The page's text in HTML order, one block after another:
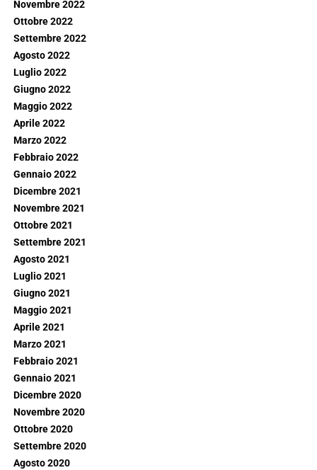
Novembre 2022
Ottobre 2022
Settembre 2022
Agosto 2022
Luglio 2022
Giugno 2022
Maggio 2022
Aprile 2022
Marzo 2022
Febbraio 2022
Gennaio 2022
Dicembre 2021
Novembre 2021
Ottobre 2021
Settembre 2021
Agosto 2021
Luglio 2021
Giugno 2021
Maggio 2021
Aprile 2021
Marzo 2021
Febbraio 2021
Gennaio 2021
Dicembre 2020
Novembre 2020
Ottobre 2020
Settembre 2020
Agosto 2020